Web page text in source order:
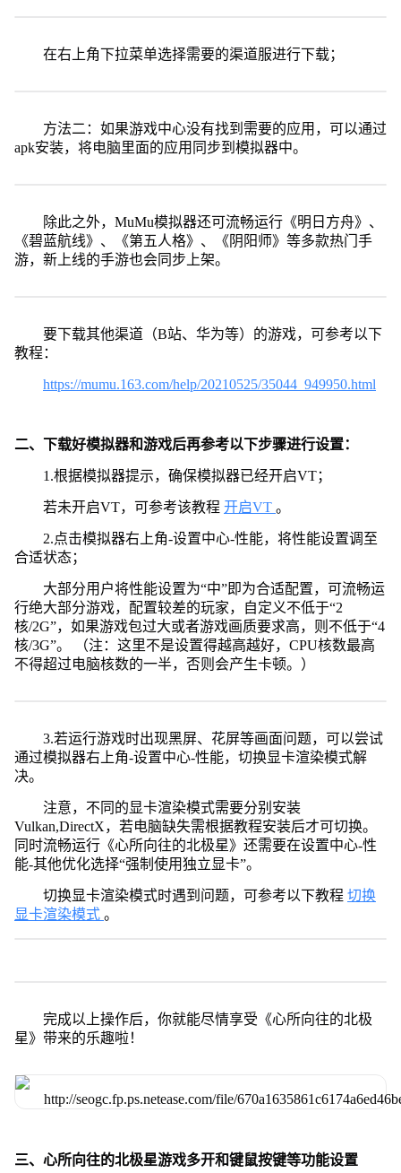
在右上角下拉菜单选择需要的渠道服进行下载；
方法二：如果游戏中心没有找到需要的应用，可以通过
apk安装，将电脑里面的应用同步到模拟器中。
除此之外，MuMu模拟器还可流畅运行《明日方舟》、
《碧蓝航线》、《第五人格》、《阴阳师》等多款热门手
游，新上线的手游也会同步上架。
要下载其他渠道（B站、华为等）的游戏，可参考以下
教程：
https://mumu.163.com/help/20210525/35044_949950.html
二、下载好模拟器和游戏后再参考以下步骤进行设置：
1.根据模拟器提示，确保模拟器已经开启VT；
若未开启VT，可参考该教程 开启VT 。
2.点击模拟器右上角-设置中心-性能，将性能设置调至
合适状态；
大部分用户将性能设置为“中”即为合适配置，可流畅运
行绝大部分游戏，配置较差的玩家，自定义不低于“2
核/2G”，如果游戏包过大或者游戏画质要求高，则不低于“4
核/3G”。 （注：这里不是设置得越高越好，CPU核数最高
不得超过电脑核数的一半，否则会产生卡顿。）
3.若运行游戏时出现黑屏、花屏等画面问题，可以尝试
通过模拟器右上角-设置中心-性能，切换显卡渲染模式解
决。
注意，不同的显卡渲染模式需要分别安装
Vulkan,DirectX，若电脑缺失需根据教程安装后才可切换。
同时流畅运行《心所向往的北极星》还需要在设置中心-性
能-其他优化选择“强制使用独立显卡”。
切换显卡渲染模式时遇到问题，可参考以下教程 切换
显卡渲染模式 。
完成以上操作后，你就能尽情享受《心所向往的北极
星》带来的乐趣啦！
三、心所向往的北极星游戏多开和键鼠按键等功能设置